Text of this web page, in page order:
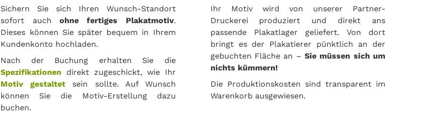
Sichern Sie sich Ihren Wunsch-Standort
sofort auch ohne fertiges Plakatmotiv.
Dieses können Sie später bequem in Ihrem
Kundenkonto hochladen.
Nach der Buchung erhalten Sie die
Spezifikationen direkt zugeschickt, wie Ihr
Motiv gestaltet sein sollte. Auf Wunsch
können Sie die Motiv-Erstellung dazu
buchen.
Ihr Motiv wird von unserer Partner-
Druckerei produziert und direkt ans
passende Plakatlager geliefert. Von dort
bringt es der Plakatierer pünktlich an der
gebuchten Fläche an – Sie müssen sich um
nichts kümmern!
Die Produktionskosten sind transparent im
Warenkorb ausgewiesen.